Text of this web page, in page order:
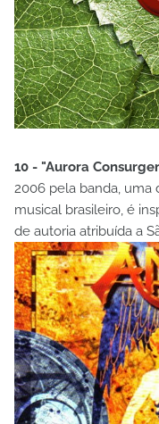
10 - "Aurora
2006 pela banda, uma
musical brasileiro, é
de autoria atribuída a